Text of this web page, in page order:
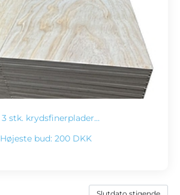
3 stk. krydsfinerplader…
Højeste bud: 200 DKK